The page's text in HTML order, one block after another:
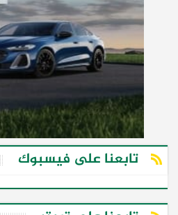
تابعنا على فيسبوك